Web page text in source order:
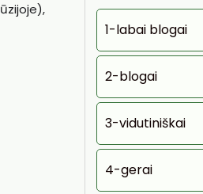
1-labai blogai
2-blogai
3-vidutiniškai
4-gerai